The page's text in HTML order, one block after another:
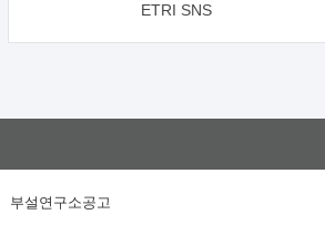
ETRI SNS
부설연구소공고